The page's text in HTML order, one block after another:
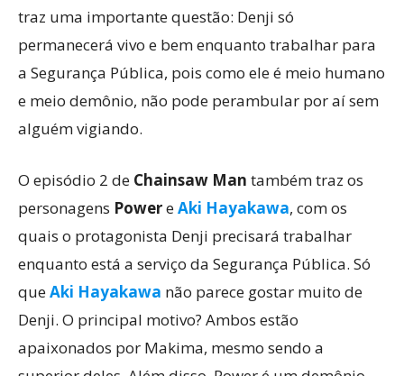
traz uma importante questão: Denji só
permanecerá vivo e bem enquanto trabalhar para
a Segurança Pública, pois como ele é meio humano
e meio demônio, não pode perambular por aí sem
alguém vigiando.
O episódio 2 de Chainsaw Man também traz os
personagens PowereAki Hayakawa, com os
quais o protagonista Denji precisará trabalhar
enquanto está a serviço da Segurança Pública. Só
queAki Hayakawa não parece gostar muito de
Denji. O principal motivo? Ambos estão
apaixonados por Makima, mesmo sendo a